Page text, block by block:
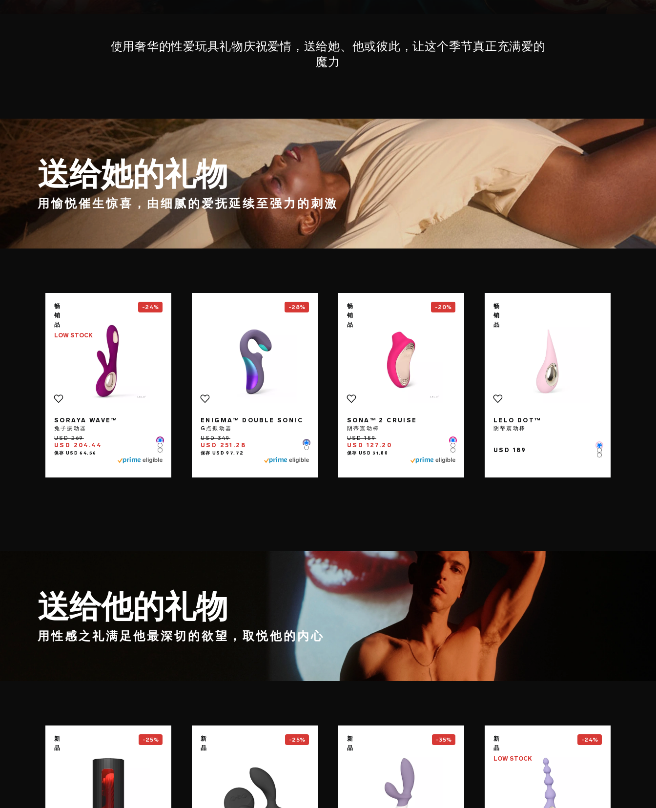
使用奢华的性爱玩具礼物庆祝爱情，送给她、他或彼此，让这个季节真正充满爱的
魔力
送给她的礼物
用愉悦催生惊喜，由细腻的爱抚延续至强力的刺激
畅
销
品
LOW STOCK
-24%
SORAYA WAVE™
兔子振动器
USD 204.44 Color
Color
Color
-28%
ENIGMA™ DOUBLE SONIC
G点振动器
USD 251.28 Color
Color
畅
销
品
-20%
SONA™ 2 CRUISE
阴蒂震动棒
USD 127.20 Color
Color
Color
畅
销
品
LELO DOT™
阴蒂震动棒
USD 189 Color
Color
Color
送给他的礼物
用性感之礼满足他最深切的欲望，取悦他的内心
新
品
-25%
新
品
-25%
新
品
-35%
新
品
LOW STOCK
-24%